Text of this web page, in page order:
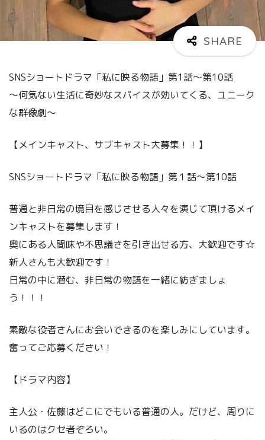
SNSショートドラマ「私に映る物語」第1話〜第10話
～何気ない生活に奇妙なスパイスが効いてくる、ユニーク
な群像劇～
【メインキャスト、サブキャスト大募集！！】
SNSショートドラマ「私に映る物語」第１話～第10話
普通と非日常の境目を感じさせる人々を演じて頂けるメイ
ンキャストを募集します！
奥にある人間味や不思議さを引き出せる方、大歓迎です☆
新人さんも大歓迎です！
日常の中に潜む、非日常の物語を一緒に紡ぎましょ
う！！！
素敵な役者さんにお会いできるのを楽しみにしています。
奮ってご応募ください！
【ドラマ内容】
主人公・佐藤はどこにでもいる普通の人。だけど、周りに
いるのはクセ者ぞろい。